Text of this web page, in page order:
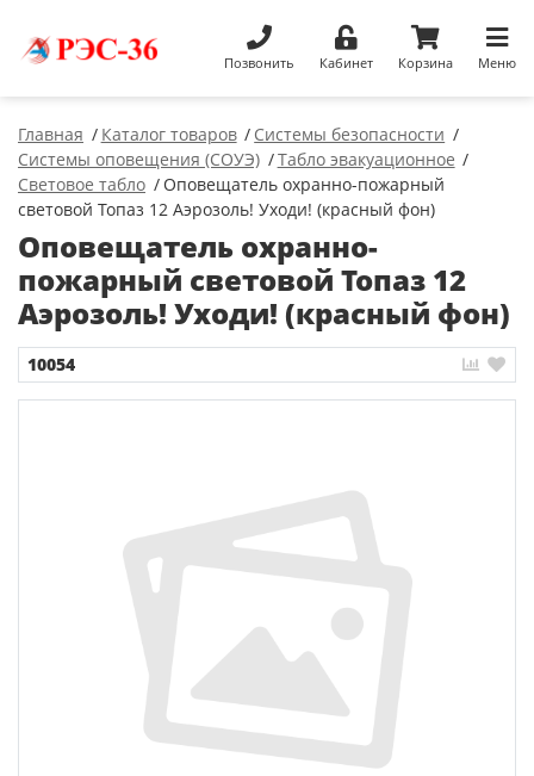
Позвонить Кабинет Корзина Меню
Главная Каталог товаров
Системы безопасности
Системы оповещения (СОУЭ)
Табло эвакуационное
Световое табло
Оповещатель охранно-пожарный
световой Топаз 12 Аэрозоль! Уходи! (красный фон)
Оповещатель охранно-
пожарный световой Топаз 12
Аэрозоль! Уходи! (красный фон)
10054